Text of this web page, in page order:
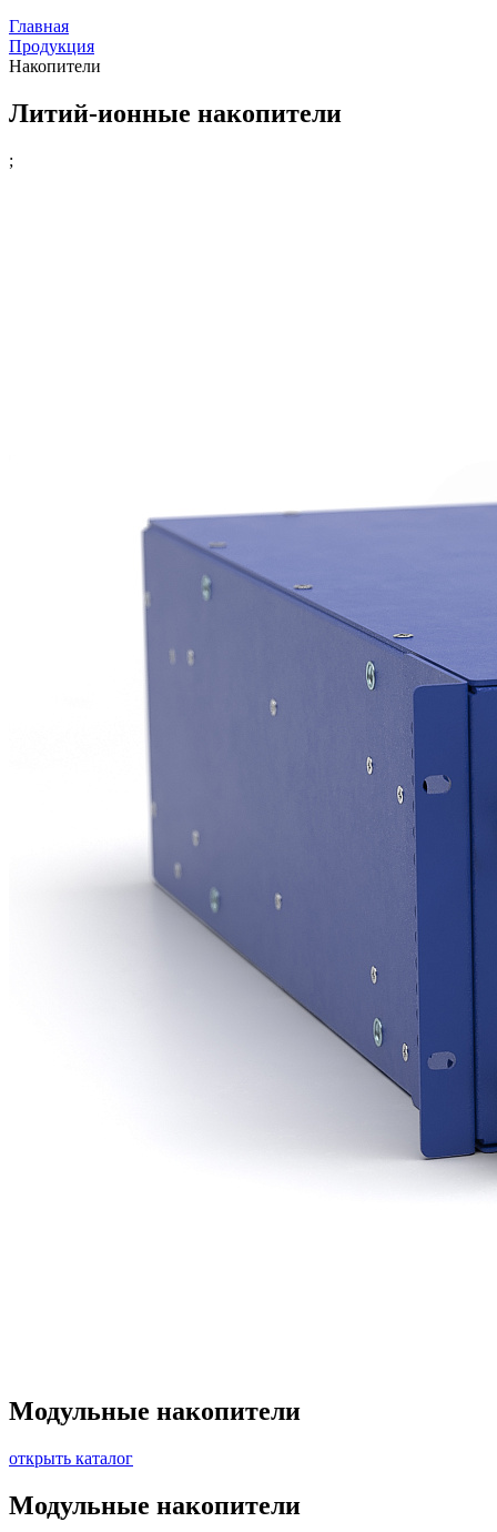
Главная
Продукция
Накопители
Литий-ионные накопители
;
Модульные накопители
открыть каталог
Модульные накопители